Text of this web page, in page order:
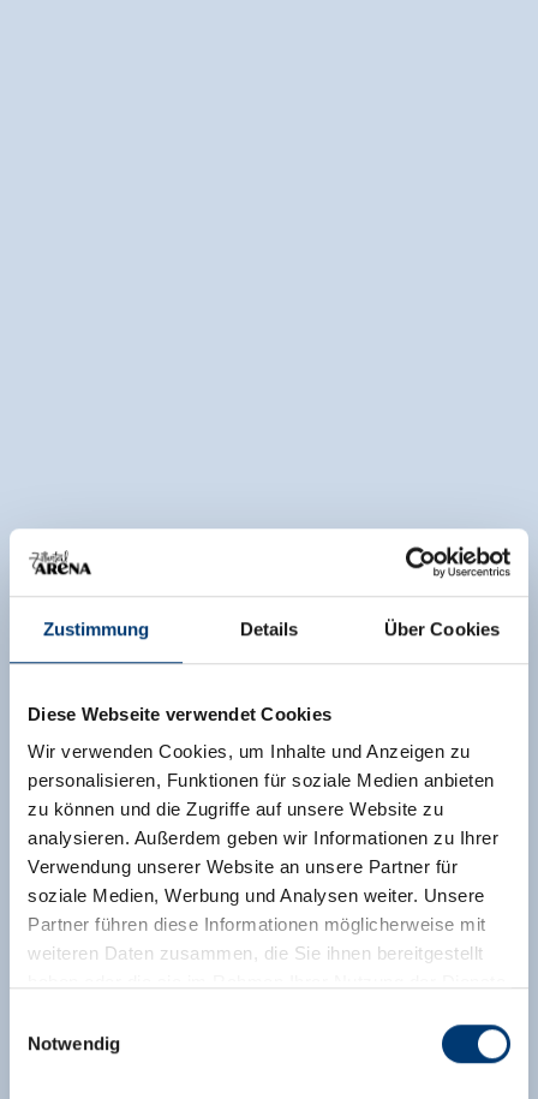
Zustimmung Details Über Cookies
Diese Webseite verwendet Cookies
Wir verwenden Cookies, um Inhalte und Anzeigen zu
personalisieren, Funktionen für soziale Medien anbieten
zu können und die Zugriffe auf unsere Website zu
analysieren. Außerdem geben wir Informationen zu Ihrer
Verwendung unserer Website an unsere Partner für
soziale Medien, Werbung und Analysen weiter. Unsere
Partner führen diese Informationen möglicherweise mit
weiteren Daten zusammen, die Sie ihnen bereitgestellt
Notwendig